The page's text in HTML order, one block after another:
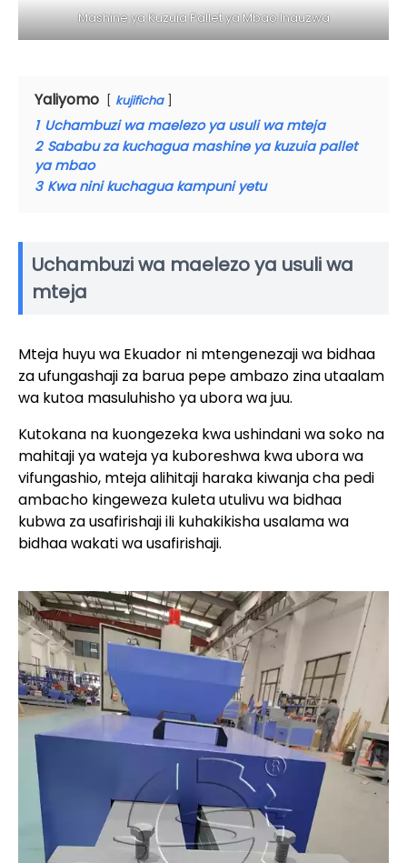
Mashine ya Kuzuia Pallet ya Mbao Inauzwa
Yaliyomo kujificha
1 Uchambuzi wa maelezo ya usuli wa mteja
2 Sababu za kuchagua mashine ya kuzuia pallet
ya mbao
3 Kwa nini kuchagua kampuni yetu
Uchambuzi wa maelezo ya usuli wa
mteja
Mteja huyu wa Ekuador ni mtengenezaji wa bidhaa
za ufungashaji za barua pepe ambazo zina utaalam
wa kutoa masuluhisho ya ubora wa juu.
Kutokana na kuongezeka kwa ushindani wa soko na
mahitaji ya wateja ya kuboreshwa kwa ubora wa
vifungashio, mteja alihitaji haraka kiwanja cha pedi
ambacho kingeweza kuleta utulivu wa bidhaa
kubwa za usafirishaji ili kuhakikisha usalama wa
bidhaa wakati wa usafirishaji.